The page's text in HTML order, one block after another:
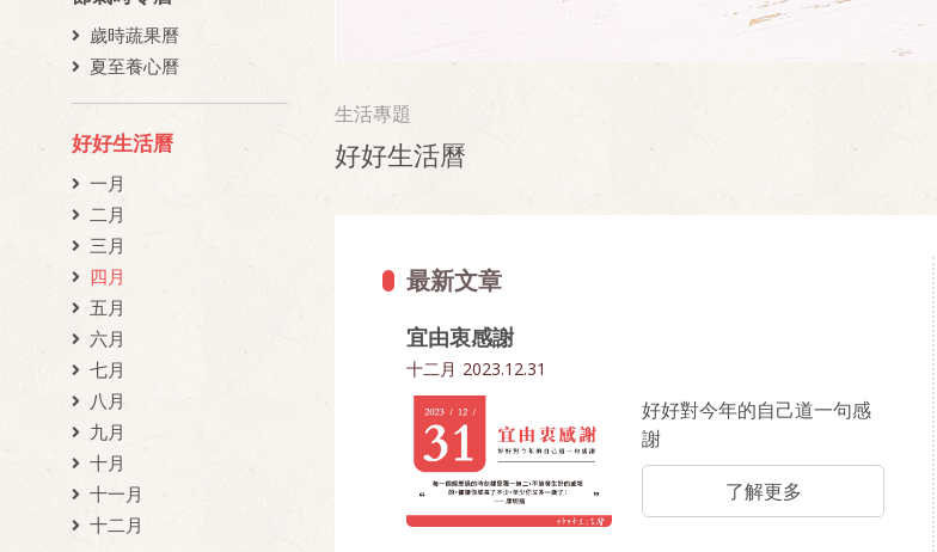
歲時蔬果曆
夏至養心曆
好好生活曆
一月
二月
三月
四月
五月
六月
七月
八月
九月
十月
十一月
十二月
生活專題
好好生活曆
最新文章
宜由衷感謝
十二月 2023.12.31
好好對今年的自己道一句感
謝
了解更多